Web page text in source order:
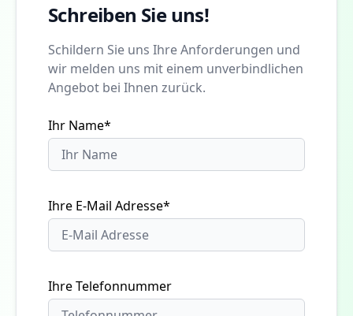
Schreiben Sie uns!
Schildern Sie uns Ihre Anforderungen und
wir melden uns mit einem unverbindlichen
Angebot bei Ihnen zurück.
Ihr Name*
Ihre E-Mail Adresse*
Ihre Telefonnummer